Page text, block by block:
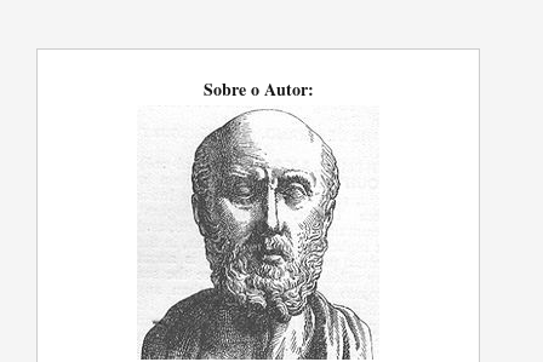
Sobre o Autor: